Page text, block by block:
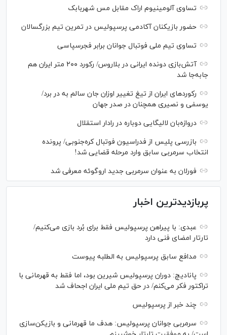
تساوی آلومینیوم اراک مقابل مس شهربابک
حضور بازیکنان آکادمی پرسپولیس در تمرین تیم بزرگسالان
تساوی تیم ملی فوتبال جوانان برابر فجرسپاسی
آتش‌بازی دونده ایرانی در بلاروس/ رکورد ۲۰۰ متر ایران هم
جابه‌جا شد
رکورد‌های ایران از تیغ تغییر اوزان جان سالم به در برد/
یوسفی و نصیری همچنان در صدر جهان
دروازه‌بان لالیگایی دوباره در رادار استقلال
بازرسی پلیس از فدراسیون فوتبال کره‌جنوبی/ پرونده
انتخاب سرمربی سابق وارد مرحله قضایی شد!
فورلان به عنوان سرمربی جدید اروگوئه معرفی شد
پربازدیدترین اخبار
عبدی: با پیراهن پرسپولیس فقط برای بُرد بازی می‌کنیم/
تارتار امضای فنی دارد
مدافع سابق پرسپولیس به الطلبه پیوست
پانادیچ: دوران پرسپولیس شیرین بود، اما فقط به قهرمانی با
تراکتور فکر می‌کنم/ در حق تیم ملی ایران اجحاف شد
چند خبر از پرسپولیس
سرمربی جوانان پرسپولیس: هدف ما قهرمانی و بازیکن‌سازی